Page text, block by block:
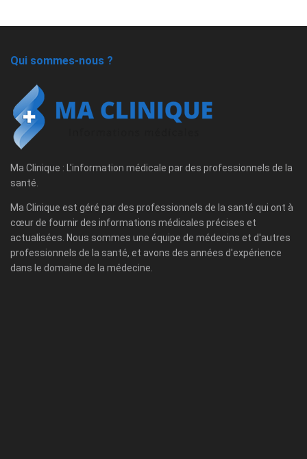
Qui sommes-nous ?
Ma Clinique : L'information médicale par des professionnels de la
santé.
Ma Clinique est géré par des professionnels de la santé qui ont à
cœur de fournir des informations médicales précises et
actualisées. Nous sommes une équipe de médecins et d'autres
professionnels de la santé, et avons des années d'expérience
dans le domaine de la médecine.